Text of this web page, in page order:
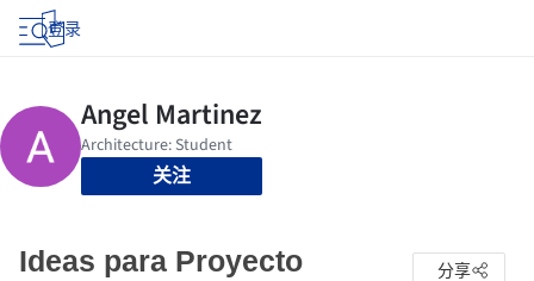
登录
关注
Ideas para Proyecto 分享